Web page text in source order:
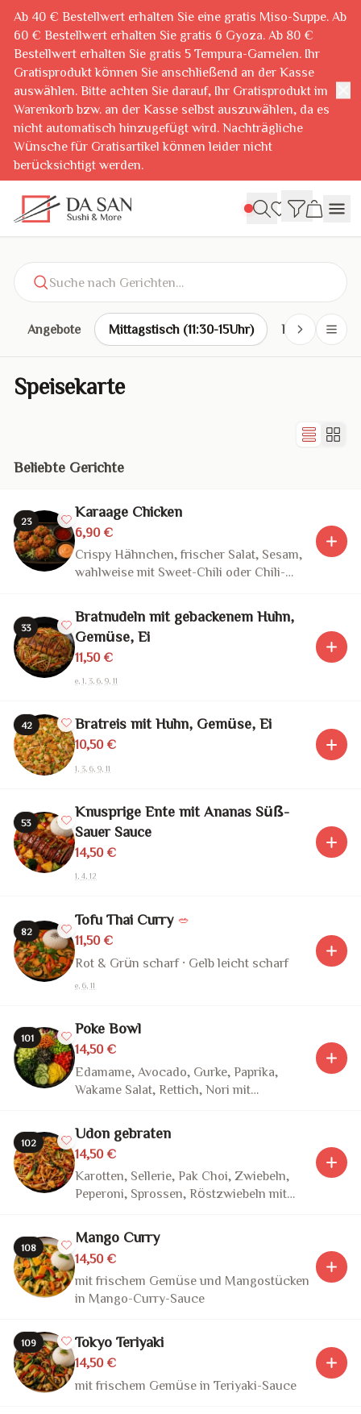
Ab 40 € Bestellwert erhalten Sie eine gratis Miso-Suppe. Ab
60 € Bestellwert erhalten Sie gratis 6 Gyoza. Ab 80 €
Bestellwert erhalten Sie gratis 5 Tempura-Garnelen. Ihr
Gratisprodukt können Sie anschließend an der Kasse
auswählen. Bitte achten Sie darauf, Ihr Gratisprodukt im
Warenkorb bzw. an der Kasse selbst auszuwählen, da es
nicht automatisch hinzugefügt wird. Nachträgliche
Wünsche für Gratisartikel können leider nicht
berücksichtigt werden.
Suche nach Gerichten…
Angebote Mittagstisch (11:30-15Uhr) Bento (11:30-
Speisekarte
Beliebte Gerichte
23
Karaage Chicken
6,90 €
Crispy Hähnchen, frischer Salat, Sesam,
wahlweise mit Sweet-Chili oder Chili-
33
Bratnudeln mit gebackenem Huhn,
Gemüse, Ei
11,50 €
e, 1, 3, 6, 9, 11
42 Bratreis mit Huhn, Gemüse, Ei
10,50 €
1, 3, 6, 9, 11
53
Knusprige Ente mit Ananas Süß-
Sauer Sauce
14,50 €
1, 4, 12
82
Tofu Thai Curry 🥗
11,50 €
Rot & Grün scharf · Gelb leicht scharf
e, 6, 11
101
Poke Bowl
14,50 €
Edamame, Avocado, Gurke, Paprika,
Wakame Salat, Rettich, Nori mit
(Essen wird lauwarm serviert)
102
Udon gebraten
14,50 €
Karotten, Sellerie, Pak Choi, Zwiebeln,
Peperoni, Sprossen, Röstzwiebeln mit
108
Mango Curry
14,50 €
mit frischem Gemüse und Mangostücken
in Mango-Curry-Sauce
109 Tokyo Teriyaki
14,50 €
mit frischem Gemüse in Teriyaki-Sauce